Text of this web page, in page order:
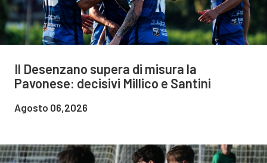
Il Desenzano supera di misura la
Pavonese: decisivi Millico e Santini
Agosto 06,2026